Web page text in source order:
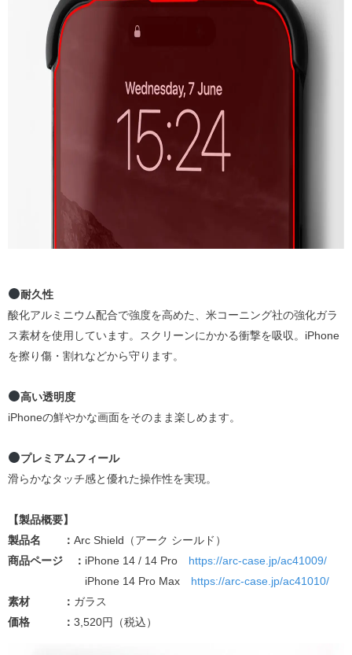
耐久性
酸化アルミニウム配合で強度を高めた、米コーニング社の強化ガラ
ス素材を使用しています。スクリーンにかかる衝撃を吸収。iPhone
を擦り傷・割れなどから守ります。
高い透明度
iPhoneの鮮やかな画面をそのまま楽しめます。
プレミアムフィール
滑らかなタッチ感と優れた操作性を実現。
【製品概要】
製品名 ： Arc Shield（アーク シールド）
商品ページ ： iPhone 14 / 14 Pro https://arc-case.jp/ac41009/
iPhone 14 Pro Max https://arc-case.jp/ac41010/
素材 ： ガラス
価格 ： 3,520円（税込）